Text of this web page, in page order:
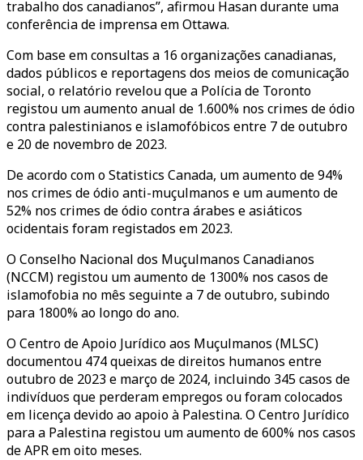
trabalho dos canadianos”, afirmou Hasan durante uma
conferência de imprensa em Ottawa.
Com base em consultas a 16 organizações canadianas,
dados públicos e reportagens dos meios de comunicação
social, o relatório revelou que a Polícia de Toronto
registou um aumento anual de 1.600% nos crimes de ódio
contra palestinianos e islamofóbicos entre 7 de outubro
e 20 de novembro de 2023.
De acordo com o Statistics Canada, um aumento de 94%
nos crimes de ódio anti-muçulmanos e um aumento de
52% nos crimes de ódio contra árabes e asiáticos
ocidentais foram registados em 2023.
O Conselho Nacional dos Muçulmanos Canadianos
(NCCM) registou um aumento de 1300% nos casos de
islamofobia no mês seguinte a 7 de outubro, subindo
para 1800% ao longo do ano.
O Centro de Apoio Jurídico aos Muçulmanos (MLSC)
documentou 474 queixas de direitos humanos entre
outubro de 2023 e março de 2024, incluindo 345 casos de
indivíduos que perderam empregos ou foram colocados
em licença devido ao apoio à Palestina. O Centro Jurídico
para a Palestina registou um aumento de 600% nos casos
de APR em oito meses.